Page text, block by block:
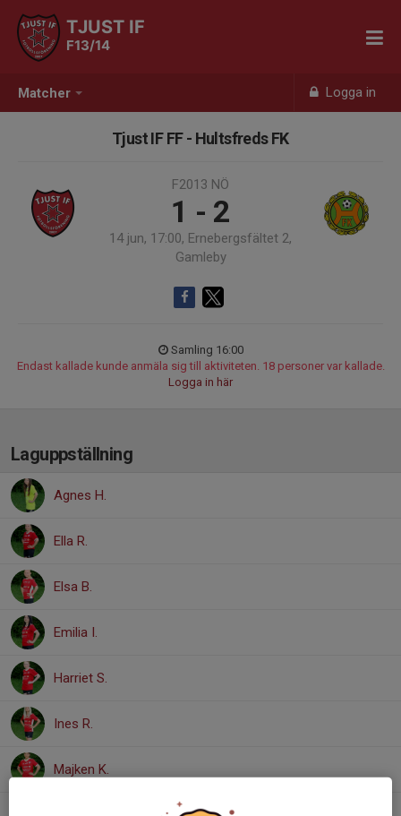
Matcher Logga in
TJUST IF
F13/14
Tjust IF FF - Hultsfreds FK
F2013 NÖ
1 - 2
14 jun, 17:00, Ernebergsfältet 2,
Gamleby
Samling 16:00
Endast kallade kunde anmäla sig till aktiviteten. 18 personer var kallade.
Logga in här
Laguppställning
Agnes H.
Ella R.
Elsa B.
Emilia I.
Harriet S.
Ines R.
Majken K.